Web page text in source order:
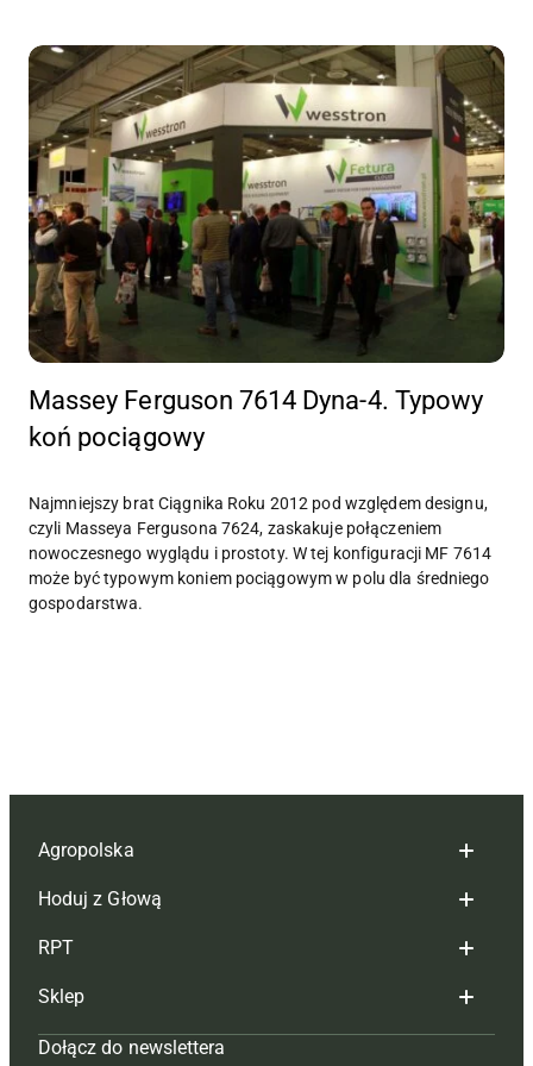
Massey Ferguson 7614 Dyna-4. Typowy
koń pociągowy
Najmniejszy brat Ciągnika Roku 2012 pod względem designu,
czyli Masseya Fergusona 7624, zaskakuje połączeniem
nowoczesnego wyglądu i prostoty. W tej konfiguracji MF 7614
może być typowym koniem pociągowym w polu dla średniego
gospodarstwa.
Agropolska
Redakcja
Reklama
Tagi
Mapa serwisu
Hoduj z Głową
Hoduj z głową bydło
Hoduj z głową świnie
Prenumerata
RPT
Redakcja
Prenumerata
Sklep
Czasopisma i prenumerata
Dołącz do newslettera